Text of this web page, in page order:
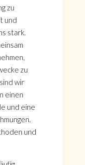
zu
und
stark.
zu
wir
einen
und eine
und